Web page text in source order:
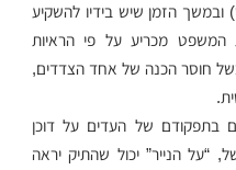
הזמן שיש בידיו להשקיע
המשפט מכריע על פי הראיות
חוסר הכנה של אחד הצדדים,
בתפקודם של העדים על דוכן
“על הנייר” יכול שהתיק יראה